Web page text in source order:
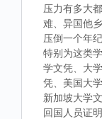
压力有多大
难、异国他
压倒一个年
特别为这类
学文凭、大
凭、美国大
新加坡大学
回国人员证